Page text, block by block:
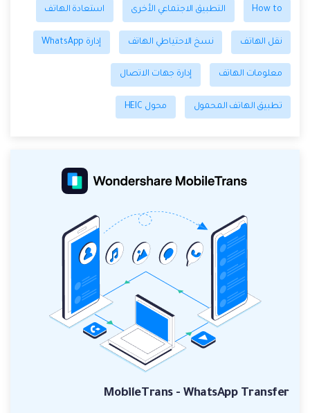
How to التطبيق الاجتماعي الأخرى استعادة الهاتف
نقل الهاتف نسخ الاحتياطي الهاتف إدارة WhatsApp
معلومات الهاتف إدارة جهات الاتصال
تطبيق الهاتف المحمول محول HEIC
MobileTrans - WhatsApp Transfer